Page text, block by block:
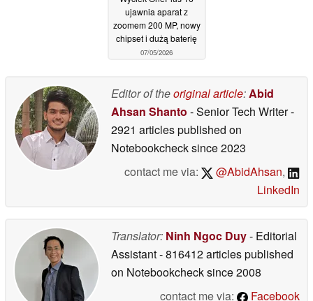
ujawnia aparat z
zoomem 200 MP, nowy
chipset i dużą baterię
07/05/2026
Editor of theoriginal article:Abid
Ahsan Shanto - Senior Tech Writer-
2921 articles published on
Notebookchecksince 2023
contact me via:
@AbidAhsan,
LinkedIn
Translator: Ninh Ngoc Duy- Editorial
Assistant- 816412 articles published
on Notebookchecksince 2008
contact me via:
Facebook